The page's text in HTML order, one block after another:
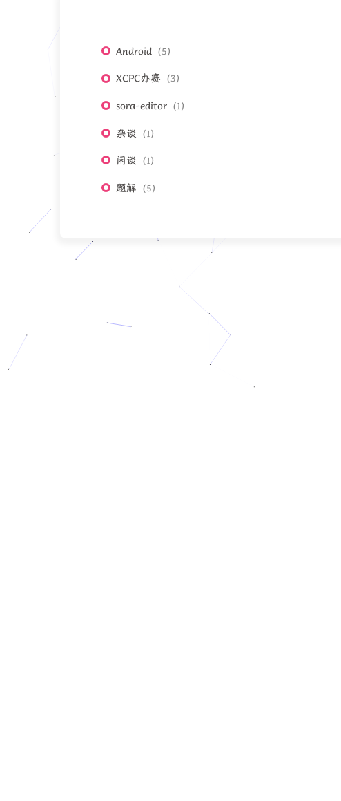
Android 5
XCPC办赛 3
sora-editor 1
杂谈 1
闲谈 1
题解 5